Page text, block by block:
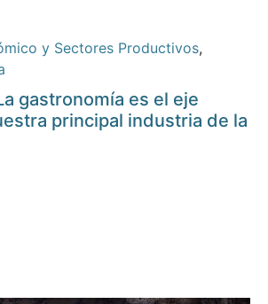
y Sectores Productivos,
gastronomía es el eje
principal industria de la